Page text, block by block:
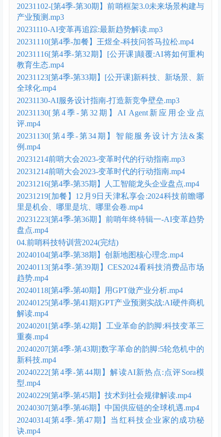
20231102-[第4季-第30期】前哨框架3.0未来场景构建与
产业预测.mp3
20231110-AI变革再追踪:最新趋势解读.mp3
20231110[第4季-加餐】王煜全-科技问答马拉松.mp4
20231116[第4季-第32期】[公开课]颠覆:AI将如何重构
教育生态.mp4
20231123[第4季-第33期】[公开课]新科技、新场景、新
全球化.mp4
20231130-AI服务设计指南-打造新竞争壁垒.mp3
20231130[第4季-第32期】AI Agent新应用企业点
评.mp4
20231130[第4季-第34期】智能服务设计方法&案
例.mp4
20231214前哨大会2023-变革时代的行动指南.mp3
20231214前哨大会2023-变革时代的行动指南.mp4
20231216[第4季-第35期】人工智能龙头企业盘点.mp4
20231219[加餐】12月9日天津私享会:2024科技前瞻哪
里是机会、哪里是坑、哪里会卷.mp4
20231223[第4季-第36期】前哨年终特辑一-AI变革趋势
盘点.mp4
04.前哨科技特训营2024(完结)
20240104[第4季-第38期】创新地图核心理念.mp4
20240113[第4季-第39期】CES2024看科技消费品市场
趋势.mp4
20240118[第4季-第40期】用GPT做产业分析.mp4
20240125[第4季-第41期]GPT产业预测实战:AI硬件商机
解读.mp4
20240201[第4季-第42期】工业革命的韵脚:科技变革三
重奏.mp4
20240207[第4季-第43期]数字革命的韵脚:5轮危机中的
新科技.mp4
20240222[第4季-第44期】解读AI新热点:点评Sora模
型.mp4
20240229[第4季-第45期】技术到社会规律解读.mp4
20240307[第4季-第46期】中国供应链的全球机遇.mp4
20240314[第4季-第47期】当红科技企业家的成功秘
诀.mp4